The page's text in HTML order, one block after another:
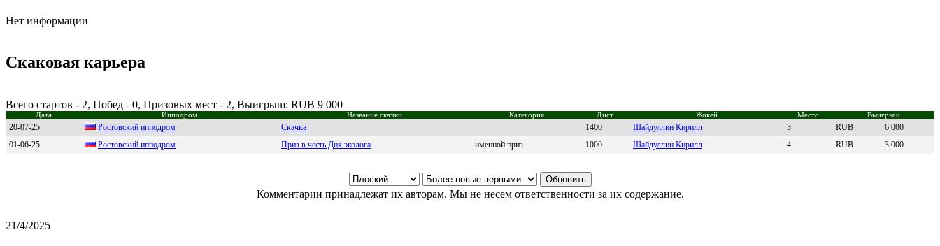
Нет информации
Скаковая карьера
Всего стартов - 2, Побед - 0, Призовых мест - 2, Выигрыш: RUB 9 000
Дата Ипподром Название скачки Категория Дист. Жокей Место Выигрыш
20-07-25 Pоcтовcкий ипподром Скачка 1400 Шайдуллин Киpилл 3 RUB
6 000
01-06-25
Poстoвский иппoдpoм Приз в честь Дня эколога именной приз 1000 Шайдуллин Киpилл 4 RUB 3 000
Комментарии принадлежат их авторам. Мы не несем ответственности за их содержание.
21/4/2025